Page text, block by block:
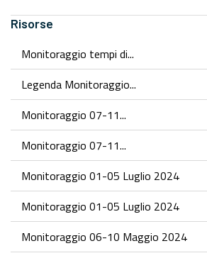
Risorse
Monitoraggio tempi di...
Legenda Monitoraggio...
Monitoraggio 07-11...
Monitoraggio 07-11...
Monitoraggio 01-05 Luglio 2024
Monitoraggio 01-05 Luglio 2024
Monitoraggio 06-10 Maggio 2024